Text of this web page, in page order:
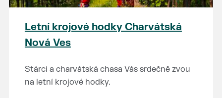
Letní krojové hodky Charvátská
Nová Ves
Stárci a charvátská chasa Vás srdečně zvou
na letní krojové hodky.